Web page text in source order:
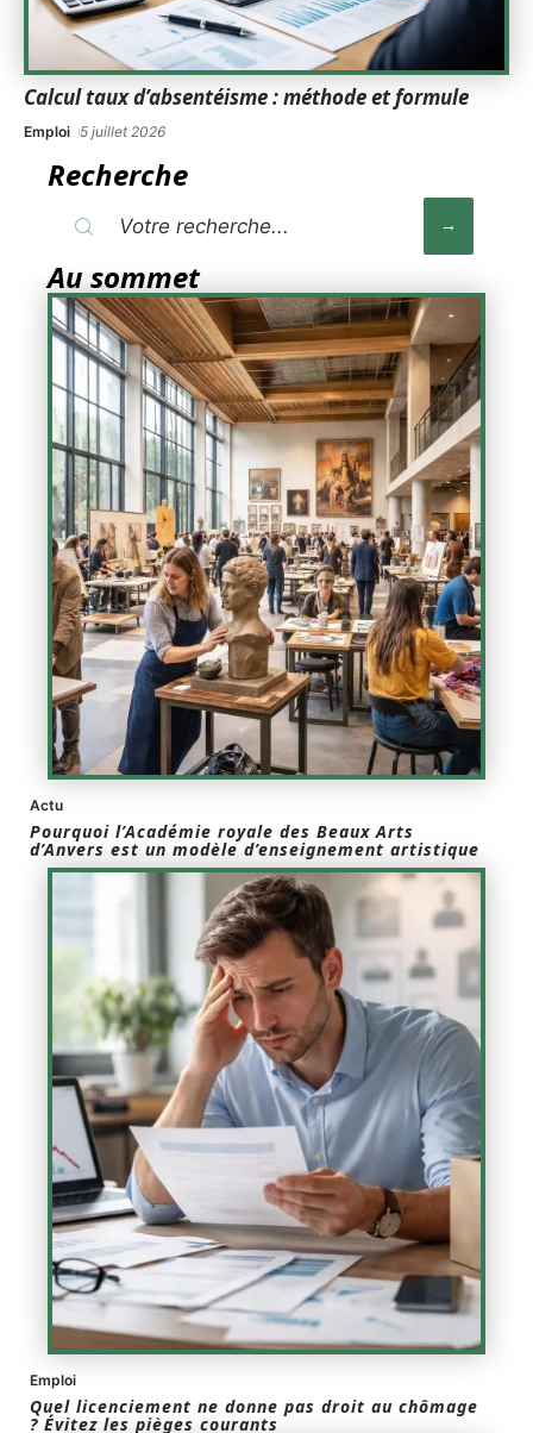
Calcul taux d’absentéisme : méthode et formule
Emploi 5 juillet 2026
Recherche
Au sommet
Actu
Pourquoi l’Académie royale des Beaux Arts
d’Anvers est un modèle d’enseignement artistique
Emploi
Quel licenciement ne donne pas droit au chômage
? Évitez les pièges courants